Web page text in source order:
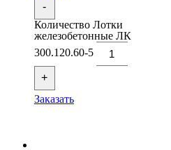
-
Количество Лотки
железобетонные ЛК
300.120.60-5
+
Заказать